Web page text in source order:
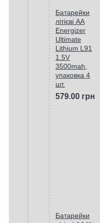
Батарейки
літієві AA
Energizer
Ultimate
Lithium L91
1.5V
3500mah,
упаковка 4
шт.
579.00 грн
Батарейки